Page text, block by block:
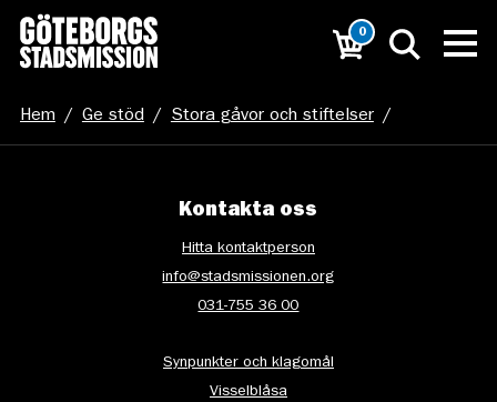
0
Hem / Ge stöd / Stora gåvor och stiftelser /
Kontakta oss
Hitta kontaktperson
info@stadsmissionen.org
031-755 36 00
Synpunkter och klagomål
Visselblåsa